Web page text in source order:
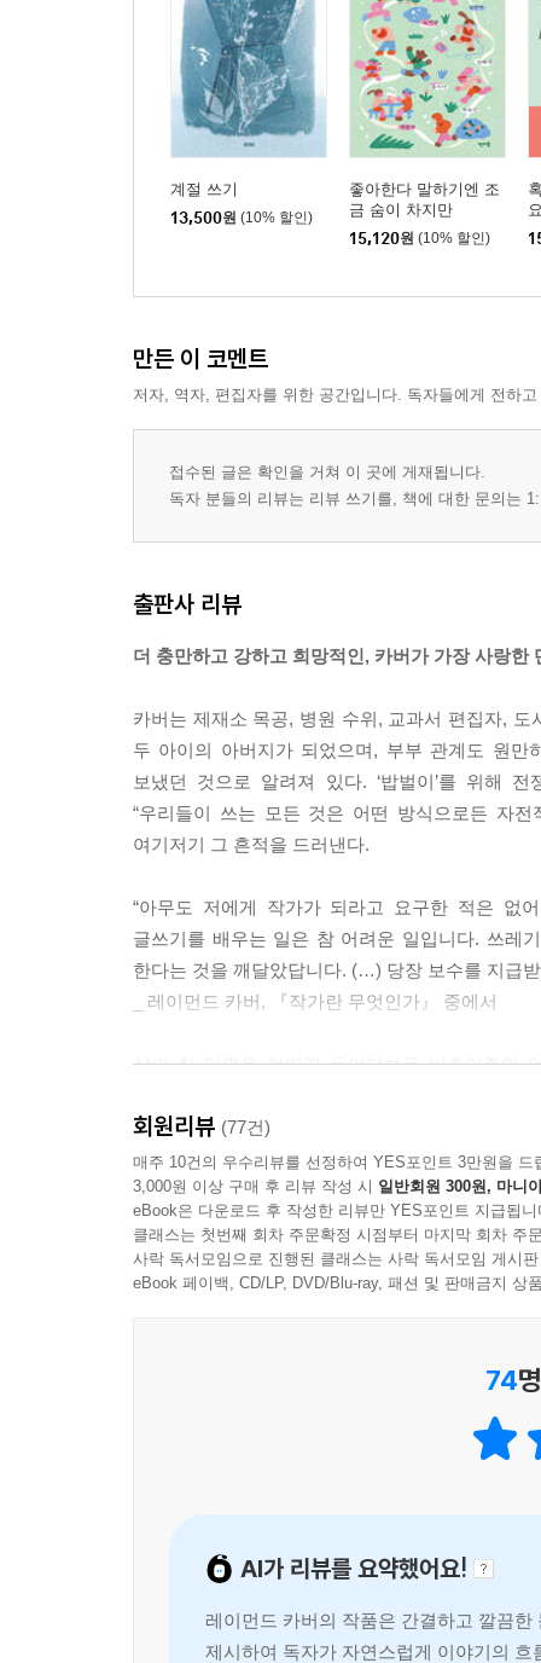
계절 쓰기
13,500원 (10% 할인)
좋아한다 말하기엔 조
금 숨이 차지만
15,120원 (10% 할인)
만든 이 코멘트
저자, 역자, 편집자를 위한 공간입니다. 독자들에게 전하
접수된 글은 확인을 거쳐 이 곳에 게재됩니다.
독자 분들의 리뷰는 리뷰 쓰기를, 책에 대한 문의는
출판사 리뷰
더 충만하고 강하고 희망적인, 카버가 가장 사랑한
카버는 제재소 목공, 병원 수위, 교과서 편집자,
두 아이의 아버지가 되었으며, 부부 관계도 원만
보냈던 것으로 알려져 있다. ‘밥벌이’를 위해
“우리들이 쓰는 모든 것은 어떤 방식으로든 자
여기저기 그 흔적을 드러낸다.
“아무도 저에게 작가가 되라고 요구한 적은 없
글쓰기를 배우는 일은 참 어려운 일입니다. 쓰레
한다는 것을 깨달았답니다. (…) 당장 보수를 지급
_ 레이먼드 카버, 『작가란 무엇인가』 중에서
삶의 한 단면을 현미경 들여다보듯 비추어주며
보여준다. 카버는 한 인터뷰에서 “『대성당』에
같이 설명했다. “의도한 것은 아니었습니다.
끊었거든요. 아마 그래서 나이가 들어가는데도
성장해야만 한다고 생각합니다. 뭐, 어떻게 해야겠
「신경써서」), 자신이 하는 일이 잘 풀리지 않
카버는 간결한 문체와 일상적인 대화로 이들
읽는 이의 가슴을 저릿하게 압박해온다. 관계가
회원리뷰 (77건)
매주 10건의 우수리뷰를 선정하여 YES포인트 3만원을 드
3,000원 이상 구매 후 리뷰 작성 시 일반회원 300원, 마니
eBook은 다운로드 후 작성한 리뷰만 YES포인트 지급됩니
클래스는 첫번째 회차 주문확정 시점부터 마지막 회차 주
사락 독서모임으로 진행된 클래스는 사락 독서모임 게시
eBook 페이백, CD/LP, DVD/Blu-ray, 패션 및 판매금지 상
74
AI가 리뷰를 요약했어요!
레이먼드 카버의 작품은 간결하고 깔끔
제시하여 독자가 자연스럽게 이야기의